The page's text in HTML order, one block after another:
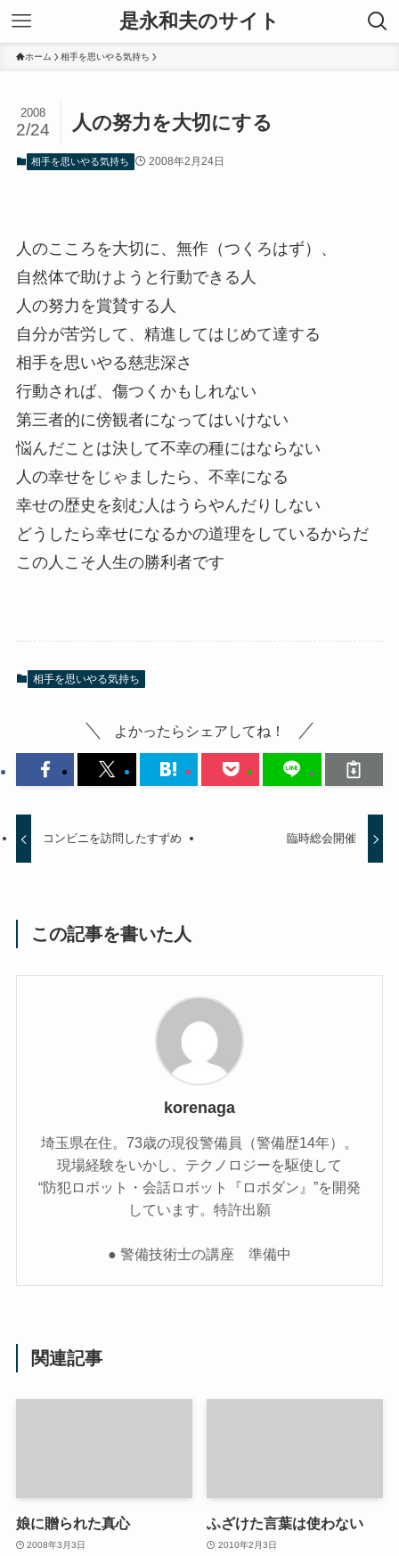
是永和夫のサイト
ホーム 相手を思いやる気持ち
人の努力を大切にする
2008
2/24
相手を思いやる気持ち 2008年2月24日
人のこころを大切に、無作（つくろはず）、
自然体で助けようと行動できる人
人の努力を賞賛する人
自分が苦労して、精進してはじめて達する
相手を思いやる慈悲深さ
行動されば、傷つくかもしれない
第三者的に傍観者になってはいけない
悩んだことは決して不幸の種にはならない
人の幸せをじゃましたら、不幸になる
幸せの歴史を刻む人はうらやんだりしない
どうしたら幸せになるかの道理をしているからだ
この人こそ人生の勝利者です
相手を思いやる気持ち
よかったらシェアしてね！
コンビニを訪問したすずめ 臨時総会開催
この記事を書いた人
korenaga
埼玉県在住。73歳の現役警備員（警備歴14年）。
現場経験をいかし、テクノロジーを駆使して
“防犯ロボット・会話ロボット『ロボダン』”を開発
しています。特許出願
● 警備技術士の講座 準備中
関連記事
娘に贈られた真心
2008年3月3日
ふざけた言葉は使わない
2010年2月3日